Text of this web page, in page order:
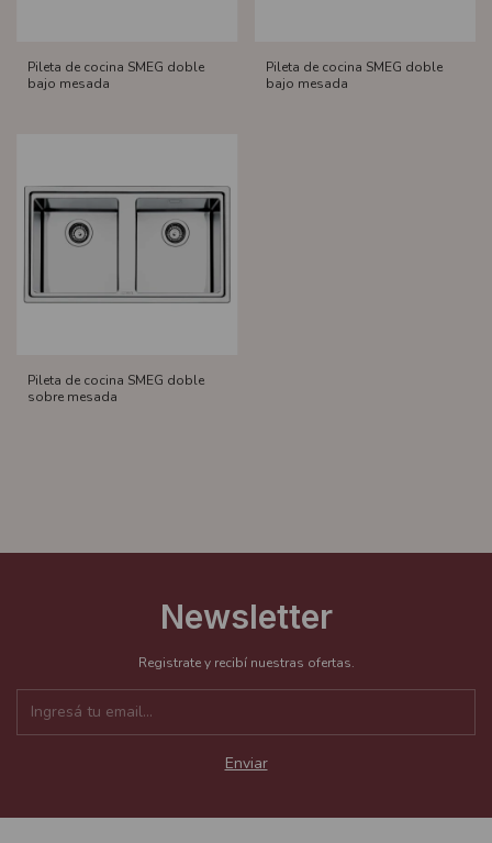
Pileta de cocina SMEG doble
bajo mesada
Pileta de cocina SMEG doble
bajo mesada
Pileta de cocina SMEG doble
sobre mesada
Newsletter
Registrate y recibí nuestras ofertas.